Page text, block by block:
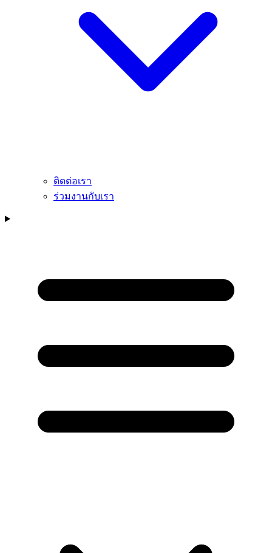
ติดต่อเรา
ร่วมงานกับเรา